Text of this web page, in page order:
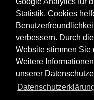
Statistik. Cookies
verbessern. Durch
Website stimmen Sie
Weitere
unserer
Vorteile und
Für Ihr
Erhöhung